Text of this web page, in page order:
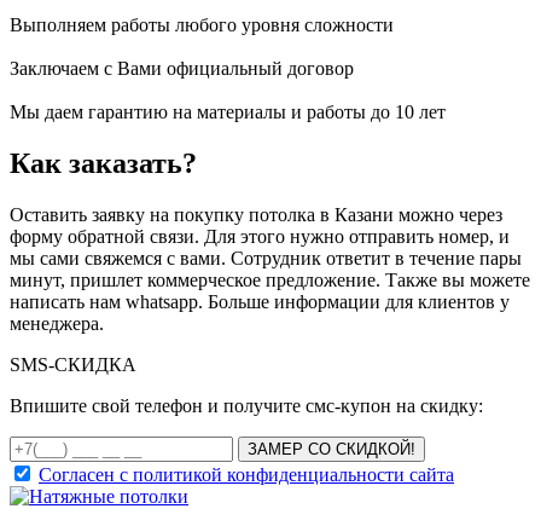
Выполняем работы любого уровня сложности
Заключаем с Вами официальный договор
Мы даем гарантию на материалы и работы до 10 лет
Как заказать?
Оставить заявку на покупку потолка в Казани можно через
форму обратной связи. Для этого нужно отправить номер, и
мы сами свяжемся с вами. Сотрудник ответит в течение пары
минут, пришлет коммерческое предложение. Также вы можете
написать нам whatsapp. Больше информации для клиентов у
менеджера.
SMS-СКИДКА
Впишите свой телефон и получите смс-купон на скидку:
ЗАМЕР СО СКИДКОЙ!
Согласен с политикой конфиденциальности сайта